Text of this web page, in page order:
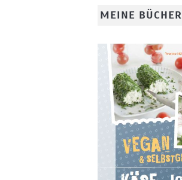
MEINE BÜCHER